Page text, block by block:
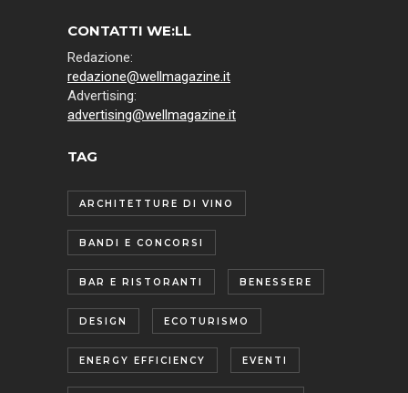
CONTATTI WE:LL
Redazione:
redazione@wellmagazine.it
Advertising:
advertising@wellmagazine.it
TAG
ARCHITETTURE DI VINO
BANDI E CONCORSI
BAR E RISTORANTI BENESSERE
DESIGN ECOTURISMO
ENERGY EFFICIENCY EVENTI